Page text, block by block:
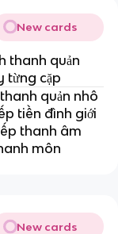
New cards
thanh quản
từng cặp
quản nhô
tiền đình giới
thanh âm
môn
New cards